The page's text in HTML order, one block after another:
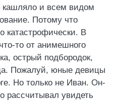
кашляло и всем видом
Потому что
катастрофически. В
то от анимешного
острый подбородок,
Пожалуй, юные девицы
Но только не Иван. Он-
рассчитывал увидеть